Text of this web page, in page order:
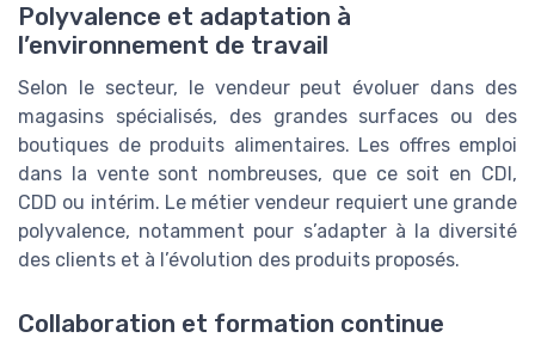
Polyvalence et adaptation à
l’environnement de travail
Selon le secteur, le vendeur peut évoluer dans des
magasins spécialisés, des grandes surfaces ou des
boutiques de produits alimentaires. Les offres emploi
dans la vente sont nombreuses, que ce soit en CDI,
CDD ou intérim. Le métier vendeur requiert une grande
polyvalence, notamment pour s’adapter à la diversité
des clients et à l’évolution des produits proposés.
Collaboration et formation continue